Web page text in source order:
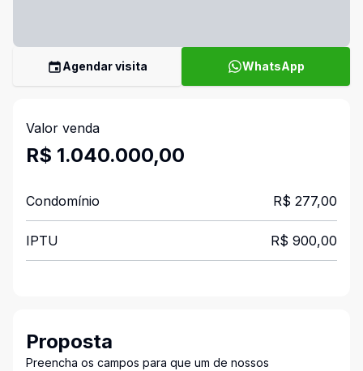
Agendar visita WhatsApp
Valor venda
R$ 1.040.000,00
Condomínio R$ 277,00
IPTU R$ 900,00
Proposta
Preencha os campos para que um de nossos